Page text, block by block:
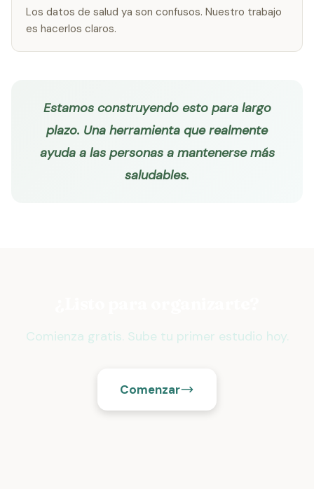
Los datos de salud ya son confusos. Nuestro trabajo
es hacerlos claros.
Estamos construyendo esto para largo
plazo. Una herramienta que realmente
ayuda a las personas a mantenerse más
saludables.
Comienza gratis. Sube tu primer estudio hoy.
Comenzar